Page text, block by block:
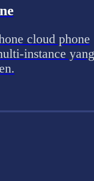
cloud phone
instance yang